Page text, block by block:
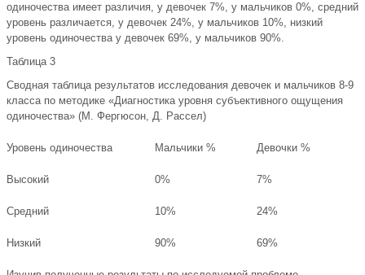
одиночества имеет различия, у девочек 7%, у мальчиков 0%, средний
уровень различается, у девочек 24%, у мальчиков 10%, низкий
уровень одиночества у девочек 69%, у мальчиков 90%.
Таблица 3
Cводная таблица результатов исследования девочек и мальчиков 8-9
класса по методике «Диагностика уровня субъективного ощущения
одиночества» (М. Фергюсон, Д. Рассел)
Уровень одиночества Мальчики % Девочки %
Высокий 0% 7%
Средний 10% 24%
Низкий 90% 69%